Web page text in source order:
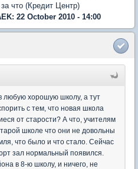
что (Кредит Центр)
22 October 2010 - 14:00
любую хорошую школу, а тут
с тем, что новая школа
от старости? А что, учителям
школе что они не довольны
что было и что стало. Сейчас
зал нормальный появился.
в 8-ю школу, и ничего, не